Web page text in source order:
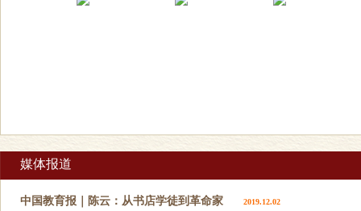
媒体报道
中国教育报｜陈云：从书店学徒到革命家 2019.12.02